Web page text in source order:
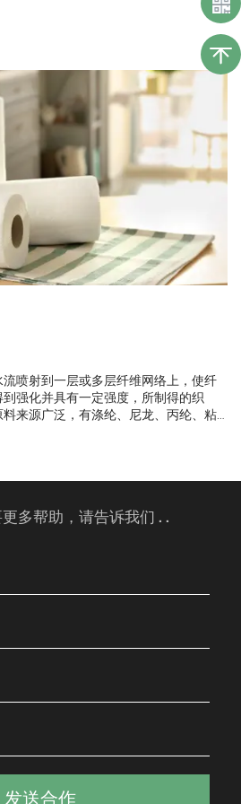
喷射到一层或多层纤维网络上，使纤
强化并具有一定强度，所制得的织
来源广泛，有涤纶、尼龙、丙纶、粘
多帮助，请告诉我们 . .
发送合作